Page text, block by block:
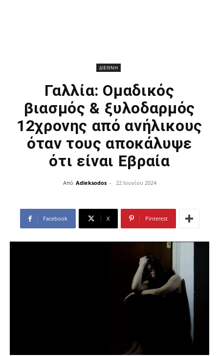
ΔΙΕΘΝΗ
Γαλλία: Ομαδικός
βιασμός & ξυλοδαρμός
12χρονης από ανήλικους
όταν τους αποκάλυψε
ότι είναι Εβραία
Από Adieksodos - 22 Ιουνίου 2024
Facebook X Pinterest